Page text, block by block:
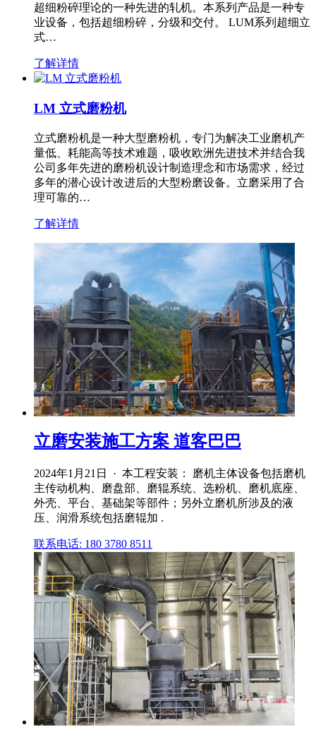
超细粉碎理论的一种先进的轧机。本系列产品是一种专
业设备，包括超细粉碎，分级和交付。 LUM系列超细立
式…
了解详情
LM 立式磨粉机
立式磨粉机是一种大型磨粉机，专门为解决工业磨机产
量低、耗能高等技术难题，吸收欧洲先进技术并结合我
公司多年先进的磨粉机设计制造理念和市场需求，经过
多年的潜心设计改进后的大型粉磨设备。立磨采用了合
理可靠的…
了解详情
立磨安装施工方案 道客巴巴
2024年1月21日 · 本工程安装： 磨机主体设备包括磨机
主传动机构、磨盘部、磨辊系统、选粉机、磨机底座、
外壳、平台、基础架等部件；另外立磨机所涉及的液
压、润滑系统包括磨辊加 .
联系电话: 180 3780 8511